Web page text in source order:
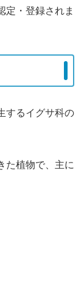
定・登録されま
するイグサ科の
た植物で、主に